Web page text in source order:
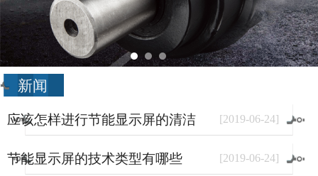
新闻
应该怎样进行节能显示屏的清洁
和保养
[2019-06-24]
节能显示屏的技术类型有哪些 [2019-06-24]